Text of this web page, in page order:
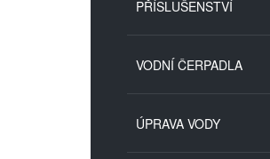
PŘÍSLUŠENSTVÍ
VODNÍ ČERPADLA
ÚPRAVA VODY